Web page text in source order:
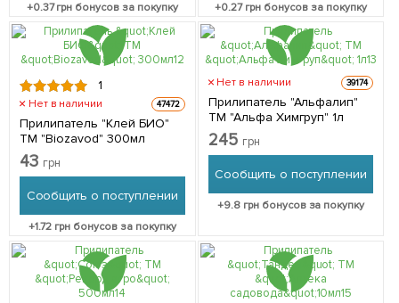
+0.37грн бонусов за покупку +0.27грн бонусов за покупку
1
Нет в наличии 47472
Прилипатель "Клей БИО"
ТМ "Biozavod" 300мл
43 грн
Сообщить о поступлении
+1.72 грн бонусов за покупку
Нет в наличии 39174
Прилипатель "Альфалип"
ТМ "Альфа Химгруп" 1л
245 грн
Сообщить о поступлении
+9.8грн бонусов за покупку